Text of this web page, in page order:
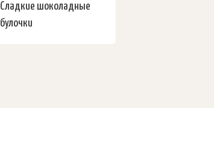
Сладкие шоколадные
булочки